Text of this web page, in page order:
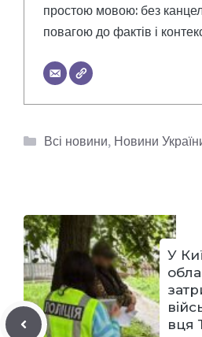
простою мовою: без
повагою до фактів і
Категорії
Всі новини, Новини
У
вця